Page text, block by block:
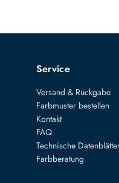
Service
Versand & Rückgabe
Farbmuster bestellen
Kontakt
FAQ
Technische
Farbberatung